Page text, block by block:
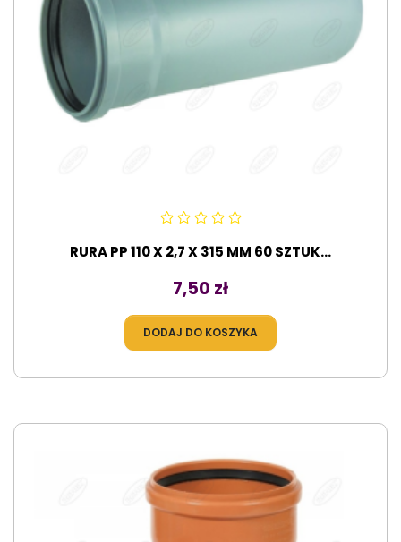
RURA PP 110 X 2,7 X 315 MM 60 SZTUK...
Cena
7,50 zł
DODAJ DO KOSZYKA